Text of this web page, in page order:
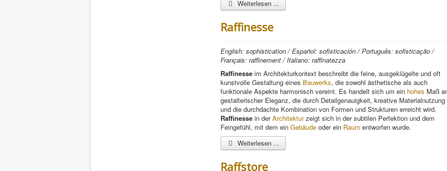
Weiterlesen ...
Raffinesse
English: sophistication / Español: sofisticación / Português: sofisticação /
Français: raffinement / Italiano: raffinatezza
Raffinesse im Architekturkontext beschreibt die feine, ausgeklügelte und oft
kunstvolle Gestaltung eines Bauwerks, die sowohl ästhetische als auch
funktionale Aspekte harmonisch vereint. Es handelt sich um ein hohes Maß
gestalterischer Eleganz, die durch Detailgenauigkeit, kreative Materialnutzung
und die durchdachte Kombination von Formen und Strukturen erreicht wird.
Raffinesse in derArchitekturzeigt sich in der subtilen Perfektion und dem
Feingefühl, mit dem ein Gebäude oder ein Raum entworfen wurde.
Weiterlesen ...
Raffstore